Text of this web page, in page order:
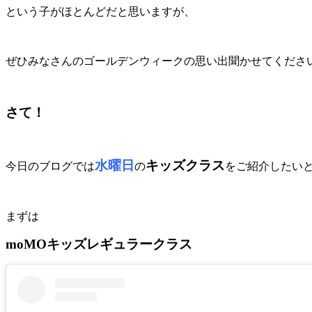
という子がほとんどだと思いますが、
ぜひみなさんのゴールデンウィークの思い出聞かせてくださ
さて！
今日のブログでは水曜日 のキッズクラス をご紹介したい
まずは
moMOキッズレギュラークラス